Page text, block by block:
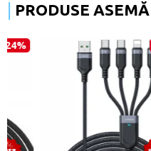
PRODUSE
-52%